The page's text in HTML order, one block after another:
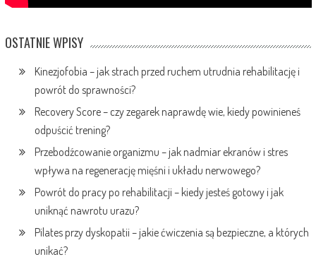
OSTATNIE WPISY
Kinezjofobia – jak strach przed ruchem utrudnia rehabilitację i
powrót do sprawności?
Recovery Score – czy zegarek naprawdę wie, kiedy powinieneś
odpuścić trening?
Przebodźcowanie organizmu – jak nadmiar ekranów i stres
wpływa na regenerację mięśni i układu nerwowego?
Powrót do pracy po rehabilitacji – kiedy jesteś gotowy i jak
uniknąć nawrotu urazu?
Pilates przy dyskopatii – jakie ćwiczenia są bezpieczne, a których
unikać?